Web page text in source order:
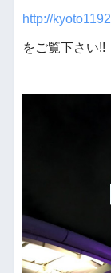
http://
をご覧下さい!!